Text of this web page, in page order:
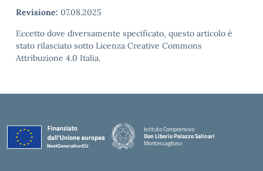
Revisione: 07.08.2025
Eccetto dove diversamente specificato, questo articolo è
stato rilasciato sotto Licenza Creative Commons
Attribuzione 4.0 Italia.
Istituto Comprensivo
Don Liborio Palazzo Salinari
Montescaglioso